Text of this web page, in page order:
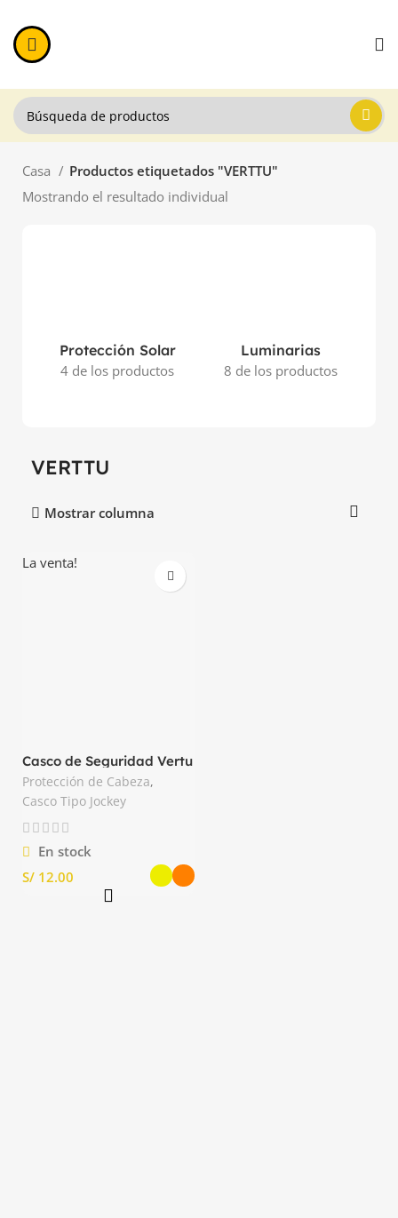
Casa
Productos etiquetados "VERTTU"
Mostrando el resultado individual
Protección Solar
4 de los productos
Luminarias
8 de los productos
VERTTU
Mostrar columna
La venta!
Casco de Seguridad Vertu
suspensión Nylon
Protección de Cabeza,
Casco Tipo Jockey
En stock
S/